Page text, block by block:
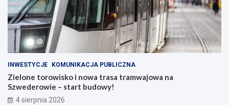
INWESTYCJE KOMUNIKACJA PUBLICZNA
Zielone torowisko i nowa trasa tramwajowa na
Szwederowie – start budowy!
4 sierpnia 2026